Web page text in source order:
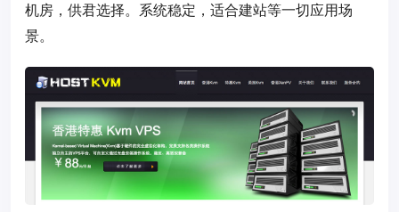
机房，供君选择。系统稳定，适合建站等一切应用场
景。